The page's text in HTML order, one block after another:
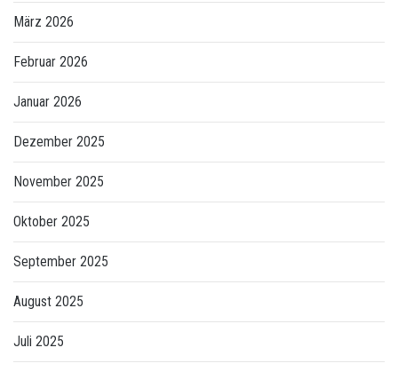
März 2026
Februar 2026
Januar 2026
Dezember 2025
November 2025
Oktober 2025
September 2025
August 2025
Juli 2025